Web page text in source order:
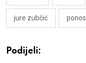
jure zubčić ponos
Podijeli: